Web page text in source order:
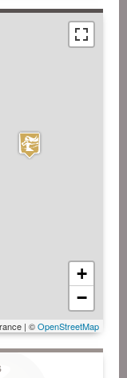
+
−
| ©OpenStreetMap